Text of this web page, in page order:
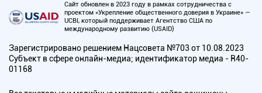
Сайт обновлен в 2023 году в рамках сотрудничества с
проектом «Укрепление общественного доверия в Украине» —
UCBI, который поддерживает Агентство США по
международному развитию (USAID)
Зарегистрировано решением Нацсовета №703 от 10.08.2023
Субъект в сфере онлайн-медиа; идентификатор медиа - R40-
01168